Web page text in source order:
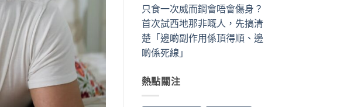
只食一次威而鋼會唔會傷身？
首次試西地那非嘅人，先搞清
楚「邊啲副作用係頂得順、邊
啲係死線」
熱點關注